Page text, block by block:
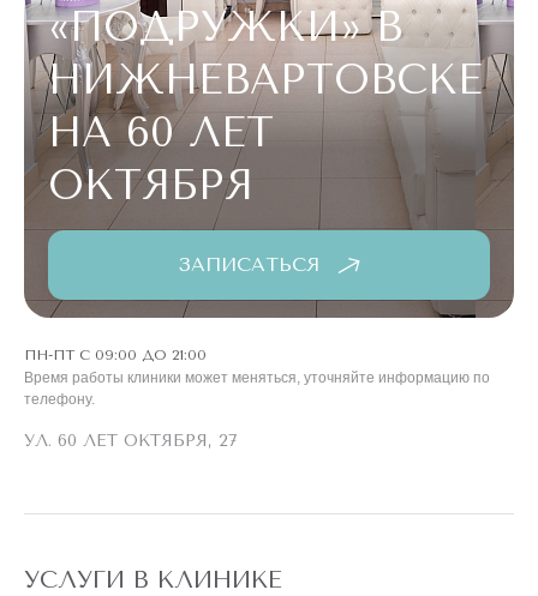
«ПОДРУЖКИ»В
НИЖНЕВАРТОВСКЕ
НА 60 ЛЕТ
ОКТЯБРЯ
ЗАПИСАТЬСЯ
ПН-ПТ С 09:00 ДО 21:00
Время работы клиники может меняться, уточняйте информацию по
телефону.
УЛ. 60 ЛЕТ ОКТЯБРЯ, 27
УСЛУГИ В КЛИНИКЕ